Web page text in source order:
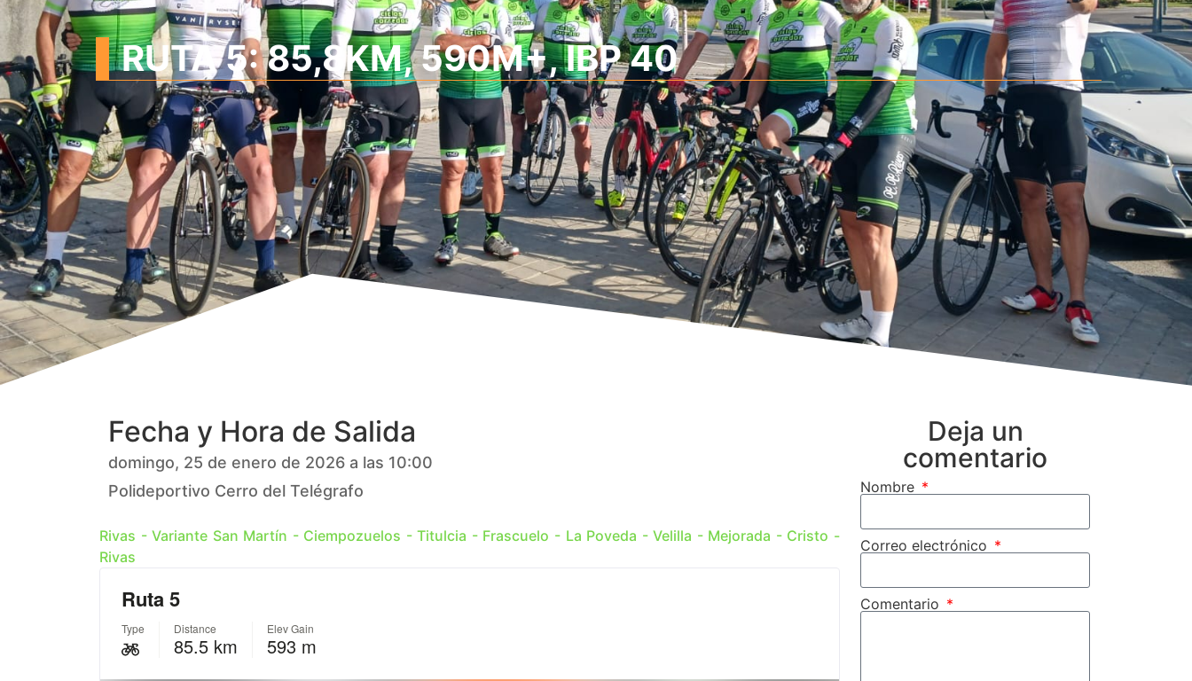
RUTA 5: 85,8KM, 590M+, IBP 40
Fecha y Hora de Salida
domingo, 25 de enero de 2026 a las 10:00
Polideportivo Cerro del Telégrafo
Rivas - Variante San Martín - Ciempozuelos - Titulcia - Frascuelo - La Poveda - Velilla - Mejorada - Cristo -
Rivas
Deja un
comentario
Nombre
Correo electrónico
Comentario